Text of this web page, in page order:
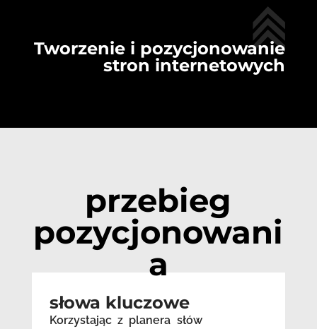
Tworzenie i pozycjonowanie
stron internetowych
przebieg
pozycjonowani
a
słowa kluczowe
Korzystając z planera słów